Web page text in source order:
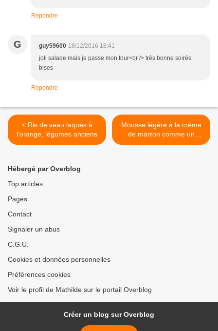
Répondre
G guy59600 18/12/2016 18:41
joli salade mais je passe mon tour<br /> très bonne soirée
bises
Répondre
< Ris de veau laqués à
l'orange, légumes anciens
Mousse légère à la crème
de marron comme un
tiramisu >
Hébergé par Overblog
Top articles
Pages
Contact
Signaler un abus
C.G.U.
Cookies et données personnelles
Préférences cookies
Voir le profil de Mathilde sur le portail Overblog
Créer un blog sur Overblog